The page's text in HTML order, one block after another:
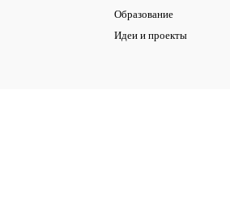
Образование
Идеи и проекты